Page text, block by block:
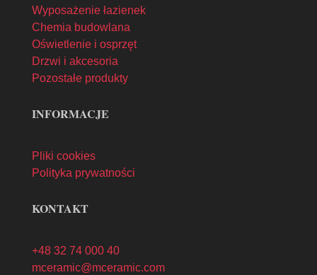
Wyposażenie łazienek
Chemia budowlana
Oświetlenie i osprzęt
Drzwi i akcesoria
Pozostałe produkty
INFORMACJE
Pliki cookies
Polityka prywatności
KONTAKT
+48 32 74 000 40
mceramic@mceramic.com